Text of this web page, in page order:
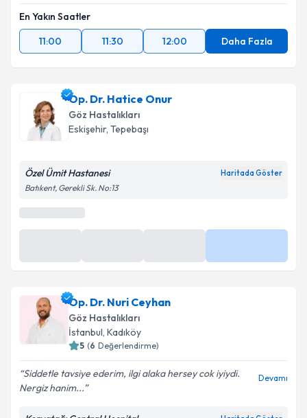
En Yakın Saatler
11:00
11:30 12:00 Daha Fazla
Op. Dr. Hatice Onur
Göz Hastalıkları
Eskişehir, Tepebaşı
Özel Ümit Hastanesi Haritada Göster
Batıkent, Gerekli Sk. No:13
Op. Dr. Nuri Ceyhan
Göz Hastalıkları
İstanbul, Kadıköy
5 (6 Değerlendirme)
Siddetle tavsiye ederim, ilgi alaka hersey cok iyiydi.
Nergiz hanim...
Devamı